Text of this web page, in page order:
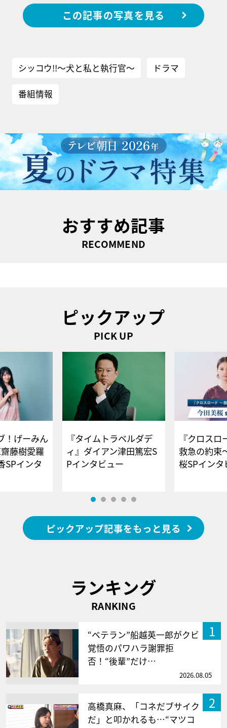
この記事の写真を見る
シッコウ!!～犬と私と執行官～ ドラマ
番組情報
おすすめ記事
RECOMMEND
ピックアップ
PICK UP
！げーみん
藤樹愛羅
SPインタ
『タイムトラベルダデ
ィ』ダイアン津田篤宏S
Pインタビュー
『クロス
救急の約束
桜SPイ
ピックアップ記事をもっと見る
ランキング
RANKING
1
“ベテラン”船越英一郎がクビ
覚悟のパワハラ謝罪拒
否！“後輩”だけ…
2026.08.05
2
高橋真麻、「コネだブサイク
だ」と叩かれるも…“マツコ